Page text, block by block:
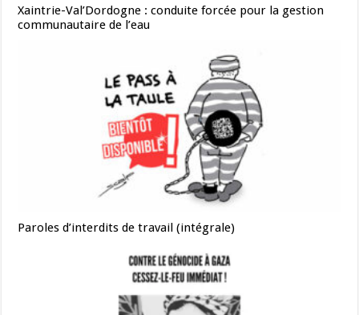
Xaintrie-Val’Dordogne : conduite forcée pour la gestion
communautaire de l’eau
Paroles d’interdits de travail (intégrale)